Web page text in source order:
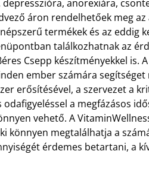
depresszióra, anorexiára,
áron rendelhetőek meg
termékek és az eddig
találkozhatnak az
Csepp készítményekkel is.
ember számára segítséget
erősítésével, a szervezet a
a megfázásos
vehető. A
könnyen megtalálhatja a
érdemes betartani, a